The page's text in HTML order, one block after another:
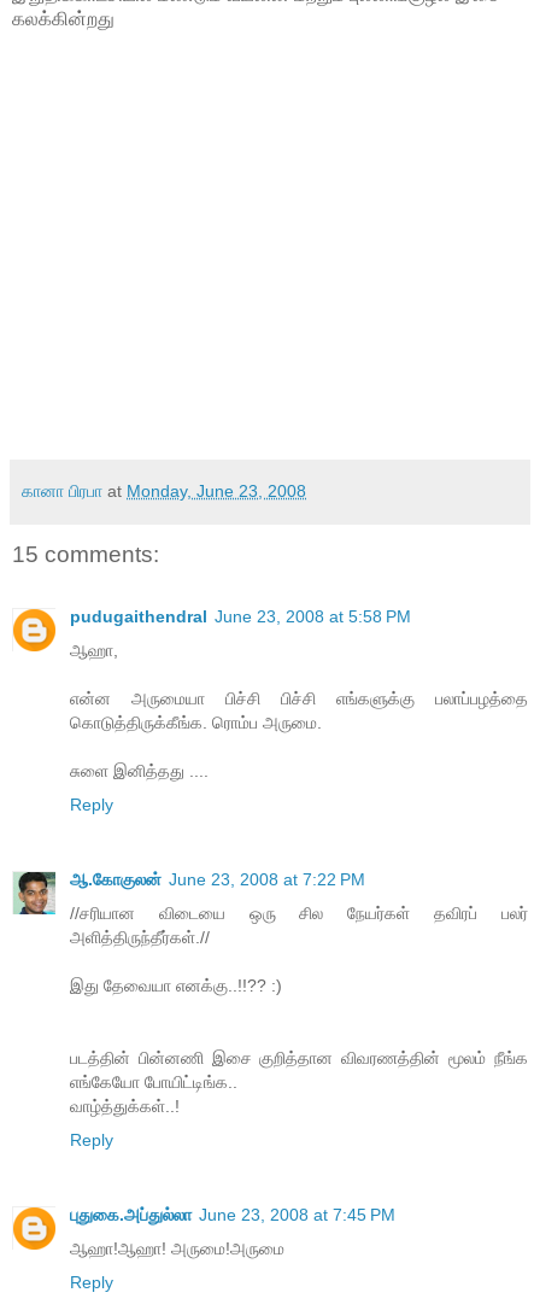
கலக்கின்றது
கானா பிரபா at Monday, June 23, 2008
15 comments:
pudugaithendral June 23, 2008 at 5:58 PM
ஆஹா,
என்ன அருமையா பிச்சி பிச்சி எங்களுக்கு பலாப்பழத்தை
கொடுத்திருக்கீங்க. ரொம்ப அருமை.
சுளை இனித்தது ....
Reply
ஆ.கோகுலன் June 23, 2008 at 7:22 PM
//சரியான விடையை ஒரு சில நேயர்கள் தவிரப் பலர்
அளித்திருந்தீர்கள்.//
இது தேவையா எனக்கு..!!?? :)
படத்தின் பின்னணி இசை குறித்தான விவரணத்தின் மூலம் நீங்க
எங்கேயோ போயிட்டிங்க..
வாழ்த்துக்கள்..!
Reply
புதுகை.அப்துல்லா June 23, 2008 at 7:45 PM
ஆஹா!ஆஹா! அருமை!அருமை
Reply